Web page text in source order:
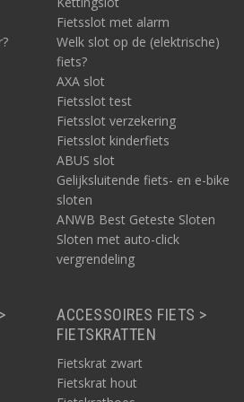
Fietsslot met alarm
Welk slot op de (elektrische)
fiets?
AXA slot
Fietsslot test
Fietsslot verzekering
Fietsslot kinderfiets
ABUS slot
Gelijksluitende fiets- en e-bike
sloten
ANWB Best Geteste Sloten
Sloten met auto-click
vergrendeling
ACCESSOIRES FIETS >
FIETSKRATTEN
Fietskrat zwart
Fietskrat hout